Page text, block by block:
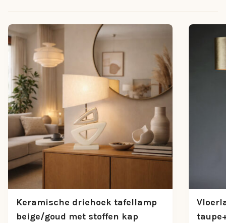
Keramische driehoek tafellamp
beige/goud met stoffen kap